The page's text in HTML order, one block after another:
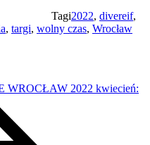
Tagi2022, divereif,
, targi, wolny czas, Wrocław
WROCŁAW 2022 kwiecień: